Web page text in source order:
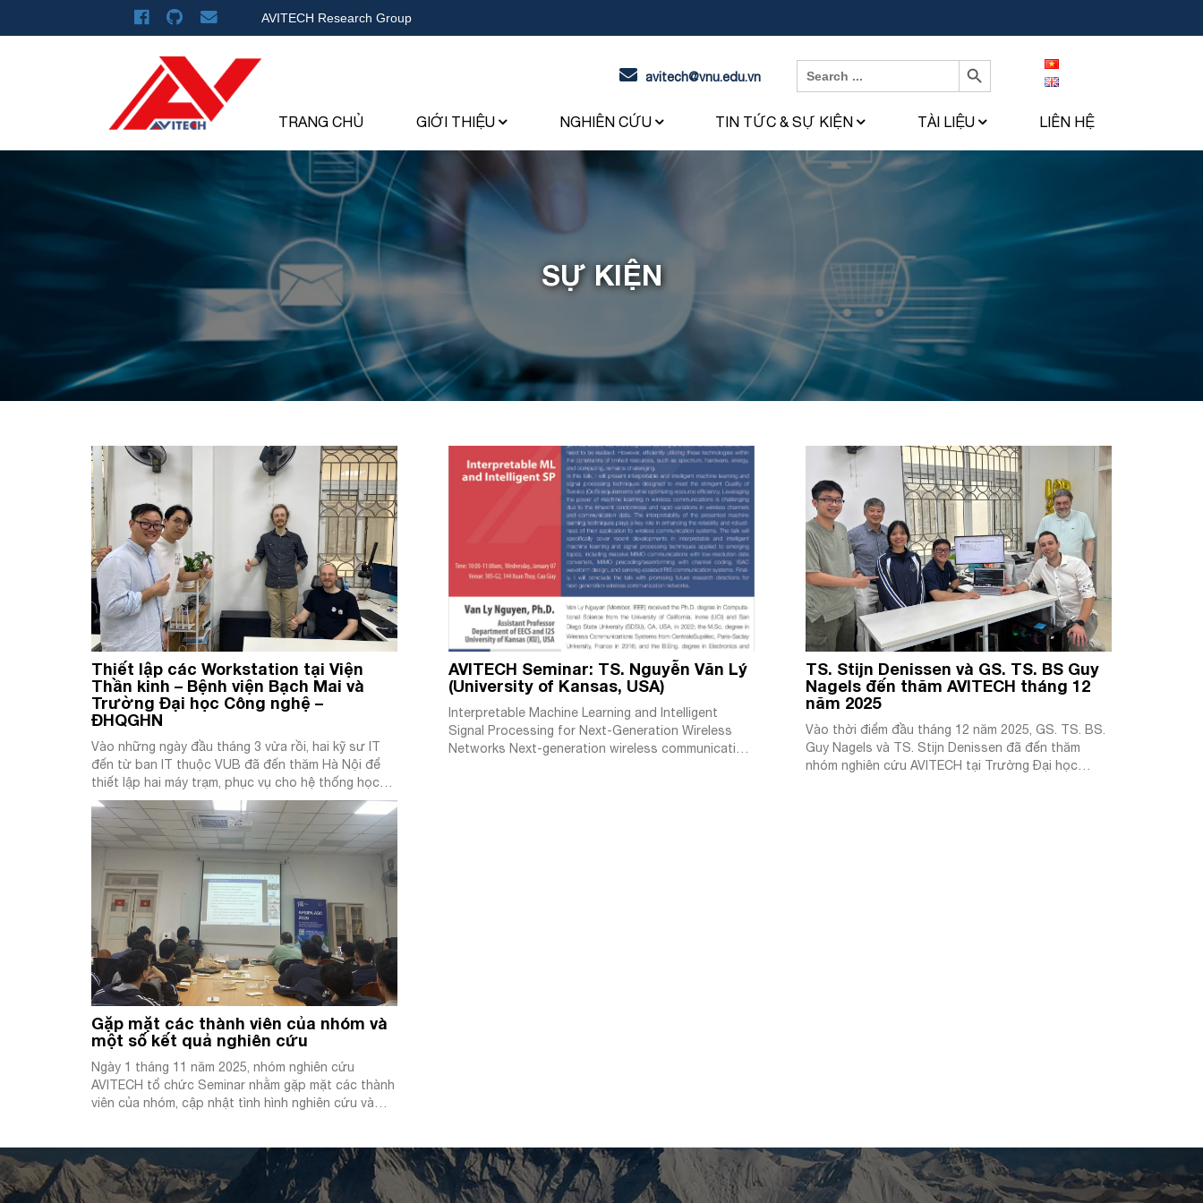
AVITECH Research Group
avitech@vnu.edu.vn
Search
for:
Search Button
TRANG CHỦ GIỚI THIỆU NGHIÊN CỨU TIN TỨC & SỰ KIỆN TÀI LIỆU LIÊN HỆ
SỰ KIỆN
Thiết lập các Workstation tại Viện
Thần kinh – Bệnh viện Bạch Mai và
Trường Đại học Công nghệ –
ĐHQGHN
Vào những ngày đầu tháng 3 vừa rồi, hai kỹ sư IT
đến từ ban IT thuộc VUB đã đến thăm Hà Nội để
thiết lập hai máy trạm, phục vụ cho hệ thống học
liên kết (Federated Learning). Những chiếc
Workstation được mang từ Brussela, Bỉ và đã
được lắp ráp, cài đặt thiết […]
AVITECH Seminar: TS. Nguyễn Văn Lý
(University of Kansas, USA)
Interpretable Machine Learning and Intelligent
Signal Processing for Next-Generation Wireless
Networks Next-generation wireless communication
TS. Stijn Denissen và GS. TS. BS Guy
Nagels đến thăm AVITECH tháng 12
năm 2025
Vào thời điểm đầu tháng 12 năm 2025, GS. TS. BS.
Guy Nagels và TS. Stijn Denissen đã đến thăm
nhóm nghiên cứu AVITECH tại Trường Đại học
Gặp mặt các thành viên của nhóm và
một số kết quả nghiên cứu
Ngày 1 tháng 11 năm 2025, nhóm nghiên cứu
AVITECH tổ chức Seminar nhằm gặp mặt các thành
viên của nhóm, cập nhật tình hình nghiên cứu và
tế của nhóm là GS.TS.BS Guy Nagels […]